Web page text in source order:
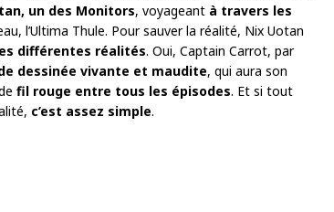
un des Monitors, voyageant à travers les
l’Ultima Thule. Pour sauver la réalité, Nix Uotan
différentes réalités. Oui, Captain Carrot, par
dessinée vivante et maudite, qui aura son
fil rouge entre tous les épisodes. Et si tout
c’est assez simple.